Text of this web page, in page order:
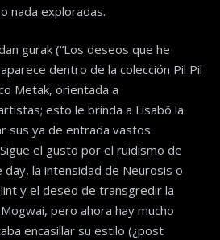
nada exploradas.
gurak (“Los deseos que he
dentro de la colección Pil Pil
Metak, orientada a
esto le brinda a Lisabö la
sus ya de entrada vastos
el gusto por el ruidismo de
day, la intensidad de Neurosis o
y el deseo de transgredir la
pero ahora hay mucho
encasillar su estilo (¿post